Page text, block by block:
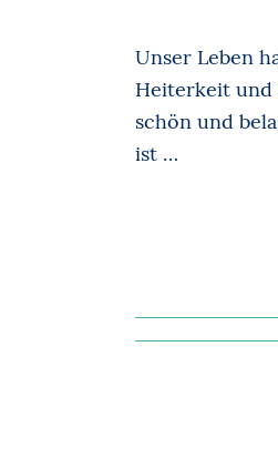
Unser Leben
Heiterkeit und
schön und
ist …